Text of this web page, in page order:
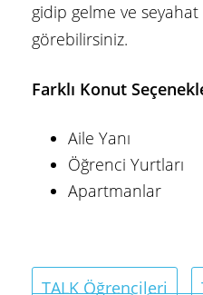
gidip gelme ve
görebilirsiniz.
Farklı Konut
Aile Yanı
Öğrenci Yurtları
Apartmanlar
TALK Öğrencileri